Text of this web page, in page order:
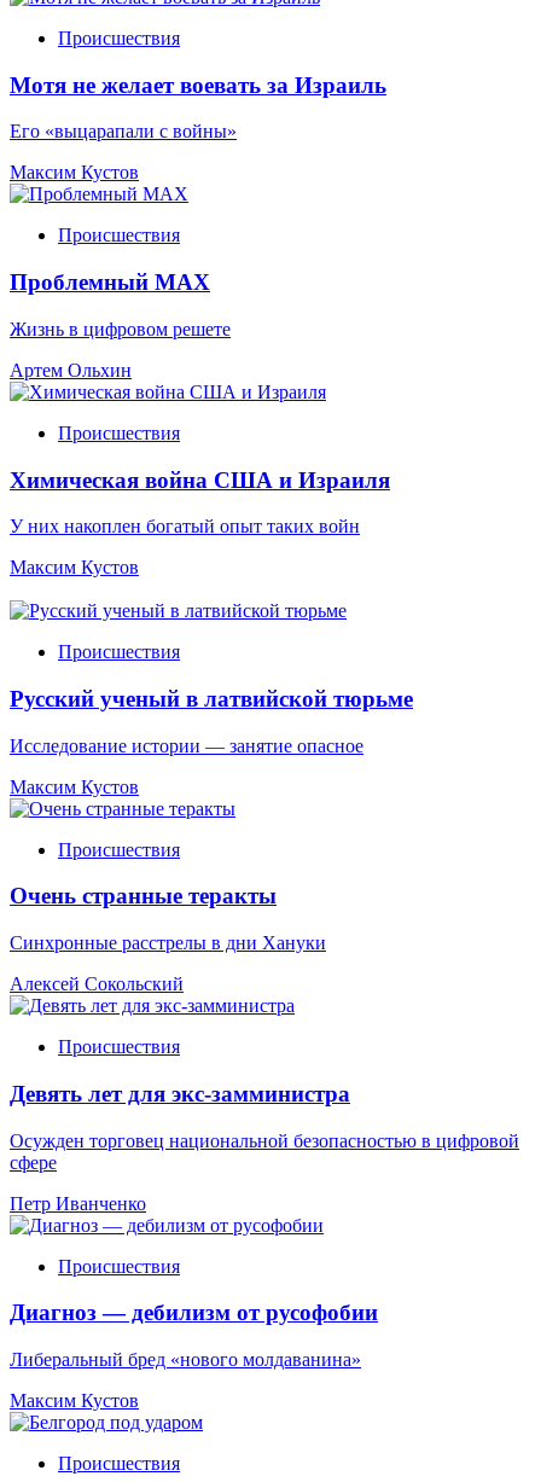
Происшествия
Мотя не желает воевать за Израиль
Его «выцарапали с войны»
Максим Кустов
Происшествия
Проблемный МАХ
Жизнь в цифровом решете
Артем Ольхин
Происшествия
Химическая война США и Израиля
У них накоплен богатый опыт таких войн
Максим Кустов
Происшествия
Русский ученый в латвийской тюрьме
Исследование истории — занятие опасное
Максим Кустов
Происшествия
Очень странные теракты
Синхронные расстрелы в дни Хануки
Алексей Сокольский
Происшествия
Девять лет для экс-замминистра
Осужден торговец национальной безопасностью в цифровой
сфере
Петр Иванченко
Происшествия
Диагноз — дебилизм от русофобии
Либеральный бред «нового молдаванина»
Максим Кустов
Происшествия